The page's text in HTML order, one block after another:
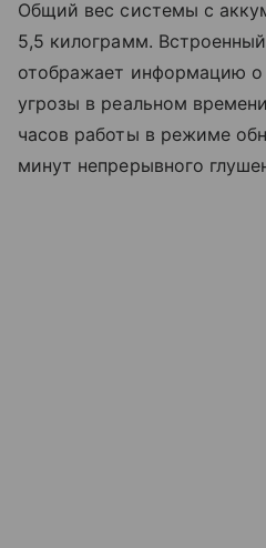
Общий вес системы с
5,5 килограмм.
отображает информацию о
угрозы в реальном
часов работы в режиме
минут непрерывного